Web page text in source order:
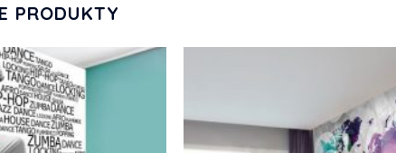
PRODUKTY